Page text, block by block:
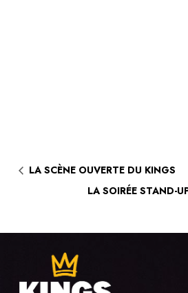
LA SCÈNE OUVERTE DU KINGS
LA SOIRÉE STAND-